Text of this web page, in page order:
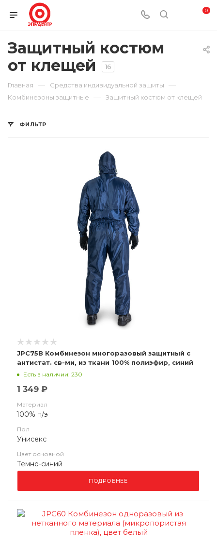
0
Защитный костюм
от клещей
16
Главная — Средства индивидуальной защиты —
Комбинезоны защитные — Защитный костюм от клещей
ФИЛЬТР
JPC75B Комбинезон многоразовый защитный с
антистат. св-ми, из ткани 100% полиэфир, синий
(ЧЗ)Есть в наличии: 230
1 349 ₽
Материал
100% п/э
Пол
Унисекс
Цвет основной
Темно-синий
ПОДРОБНЕЕ